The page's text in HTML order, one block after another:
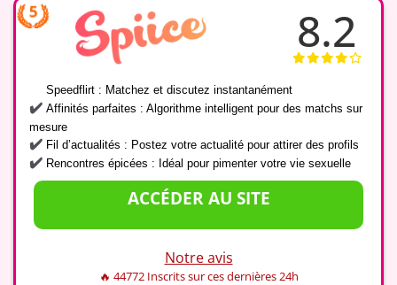
8.2
Speedflirt : Matchez et discutez instantanément
✔️ Affinités parfaites : Algorithme intelligent pour des matchs sur
mesure
✔️ Fil d’actualités : Postez votre actualité pour attirer des profils
✔️ Rencontres épicées : Idéal pour pimenter votre vie sexuelle
ACCÉDER AU SITE
Notre avis
🔥 44772 Inscrits sur ces dernières 24h